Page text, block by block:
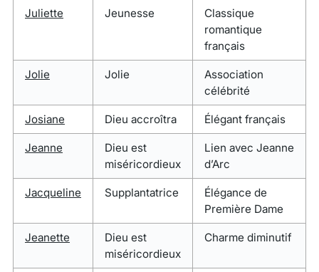
Juliette Jeunesse
Classique
romantique
français
Jolie Jolie
Association
célébrité
Josiane Dieu accroîtra Élégant français
Jeanne
Dieu est
miséricordieux
Lien avec Jeanne
d’Arc
Jacqueline Supplantatrice
Élégance de
Première Dame
Jeanette
Dieu est
miséricordieux
Charme diminutif